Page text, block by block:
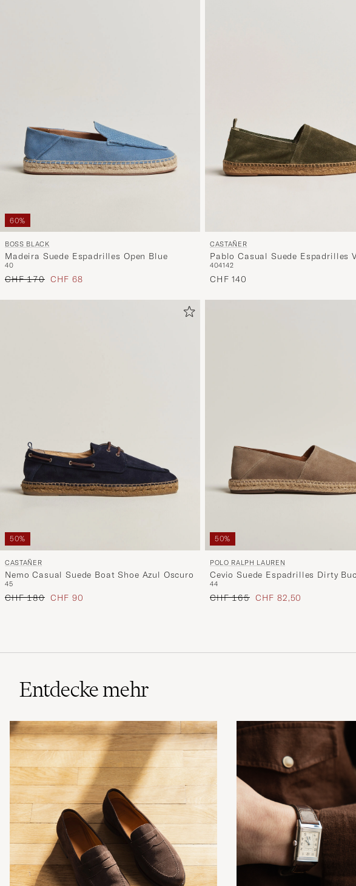
60%
BOSS BLACK
Madeira Suede Espadrilles Open Blue
40
Regulärer Preis
CHF 170 Reduzierter Preis
CHF 68
CASTAÑER
Pablo Casual Suede Espadrilles
Bosque
404142
CHF 140
50%
CASTAÑER
Nemo Casual Suede Boat Shoe Azul Oscuro
45
Regulärer Preis
CHF 180 Reduzierter Preis
CHF 90
50%
POLO RALPH LAUREN
Cevio Suede Espadrilles Dirty
44
Regulärer Preis
CHF 165 Reduzierter Preis
CHF 82,50
Entdecke mehr